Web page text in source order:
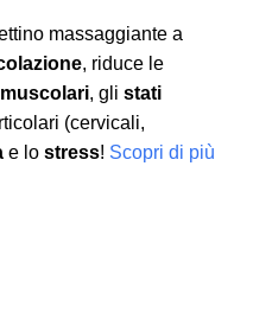
massaggiante a
, riduce le
, gli stati
(cervicali,
e lo stress! Scopri di più